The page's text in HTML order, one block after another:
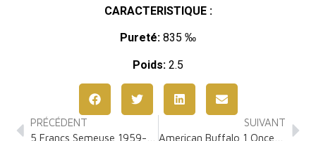
CARACTERISTIQUE :
Pureté: 835 ‰
Poids: 2.5
PRÉCÉDENT
SUIVANT